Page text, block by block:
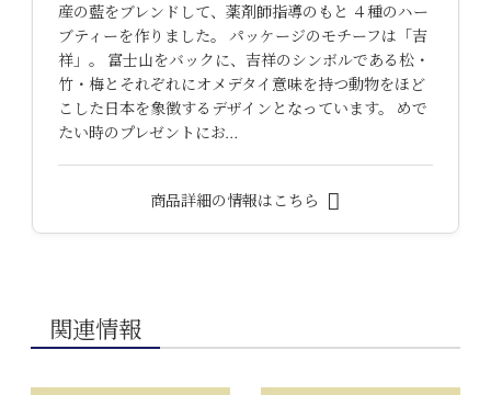
産の藍をブレンドして、薬剤師指導のもと ４種のハー
ブティーを作りました。 パッケージのモチーフは「吉
祥」。 富士山をバックに、吉祥のシンボルである松・
竹・梅とそれぞれにオメデタイ意味を持つ動物をほど
こした日本を象徴するデザインとなっています。 めで
たい時のプレゼントにお…
商品詳細の情報はこちら
関連情報